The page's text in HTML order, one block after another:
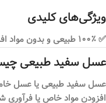
ویژگی‌های کلیدی
✅ ۱۰۰٪ طبیعی و بدون مواد افزودنی ✅ بافت خامه‌ای و لطیف ✅ بدون حرارت‌دهی ✅ تهیه‌شده از عسل طبیعی کریستالیزه ✅ مناسب صبحانه، میان‌وعده و شیرین‌کننده طبیعی ✅ ارسال سریع به سراسر ایران
عسل سفید طبیعی
افزودن مواد خاص یا فرآوری